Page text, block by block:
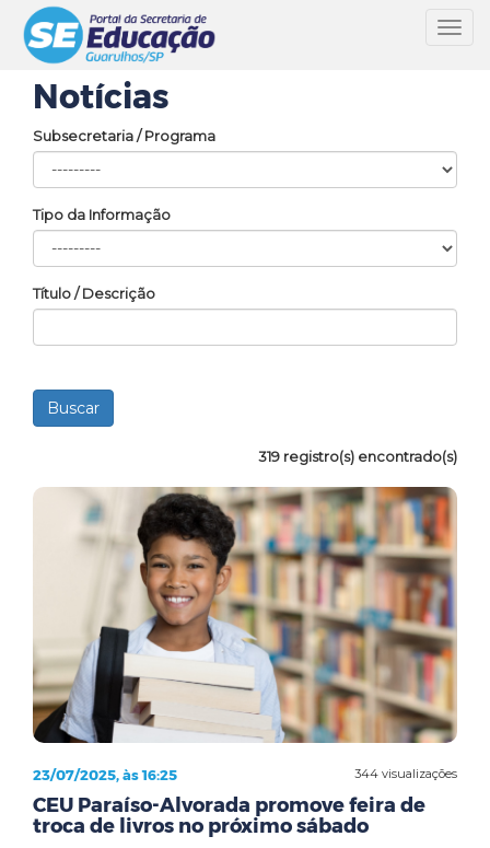
Notícias
Subsecretaria / Programa
Tipo da Informação
Título / Descrição
319 registro(s) encontrado(s)
344 visualizações
23/07/2025, às 16:25
CEU Paraíso-Alvorada promove feira de
troca de livros no próximo sábado